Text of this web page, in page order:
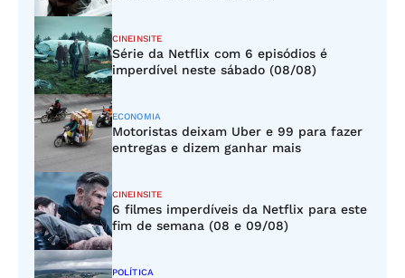
CINEINSITE
Série da Netflix com 6 episódios é
imperdível neste sábado (08/08)
ECONOMIA
Motoristas deixam Uber e 99 para fazer
entregas e dizem ganhar mais
CINEINSITE
6 filmes imperdíveis da Netflix para este
fim de semana (08 e 09/08)
POLÍTICA